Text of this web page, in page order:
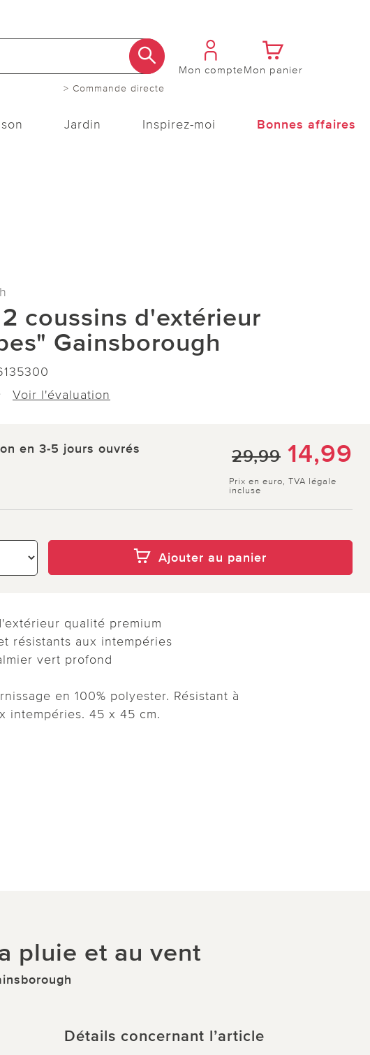
> Commande directe
Mon compteMon panier
Jardin Inspirez-moi Bonnes affaires
coussins d'extérieur
Gainsborough
Voir l'évaluation
en 3-5 jours ouvrés 29,99 14,99
Prix en euro, TVA légale
incluse
Ajouter au panier
qualité premium
résistants aux intempéries
vert profond
en 100% polyester. Résistant à
intempéries. 45 x 45 cm.
pluie et au vent
Détails concernant l’article